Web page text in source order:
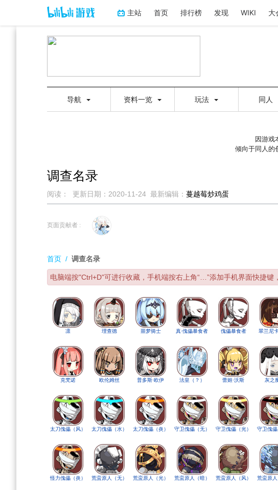
主站 首页 排行榜 发现 WIKI 大
导航 资料一览 玩法 同人
因游戏
倾向于同人的
调查名录
阅读： 更新日期： 2020-11-24 最新编辑： 蔓越莓炒鸡蛋
到
到
页面贡献者 :
首页 / 调查名录
电脑端按"Ctrl+D"可进行收藏，手机端按右上角“…”添加手机界面快捷
凛 理查德 噩梦骑士 真·傀儡暴食者 傀儡暴食者 翠兰尼
克梵诺 欧伦姆丝 普多斯·欧伊 法皇（？） 蕾姬·沃斯 灰之
太刀傀儡（风） 太刀傀儡（水） 太刀傀儡（炎） 守卫傀儡（无） 守卫傀儡（光） 守卫傀儡
怪力傀儡（炎） 荒蛮原人（无） 荒蛮原人（光） 荒蛮原人（暗） 荒蛮原人（风） 荒蛮原人